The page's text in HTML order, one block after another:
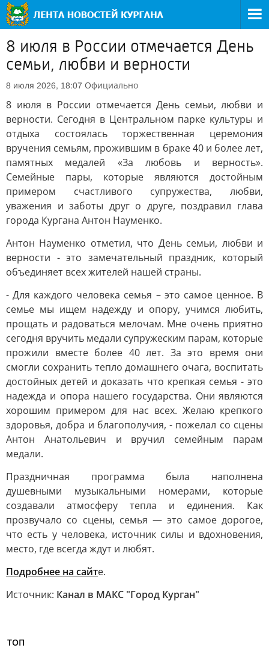
8 июля в России отмечается День
семьи, любви и верности
8 июля 2026, 18:07 Официально
8 июля в России отмечается День семьи, любви и
верности. Сегодня в Центральном парке культуры и
отдыха состоялась торжественная церемония
вручения семьям, прожившим в браке 40 и более лет,
памятных медалей «За любовь и верность».
Семейные пары, которые являются достойным
примером счастливого супружества, любви,
уважения и заботы друг о друге, поздравил глава
города Кургана Антон Науменко.
Антон Науменко отметил, что День семьи, любви и
верности - это замечательный праздник, который
объединяет всех жителей нашей страны.
- Для каждого человека семья – это самое ценное. В
семье мы ищем надежду и опору, учимся любить,
прощать и радоваться мелочам. Мне очень приятно
сегодня вручить медали супружеским парам, которые
прожили вместе более 40 лет. За это время они
смогли сохранить тепло домашнего очага, воспитать
достойных детей и доказать что крепкая семья - это
надежда и опора нашего государства. Они являются
хорошим примером для нас всех. Желаю крепкого
здоровья, добра и благополучия, - пожелал со сцены
Антон Анатольевич и вручил семейным парам
медали.
Праздничная программа была наполнена
душевными музыкальными номерами, которые
создавали атмосферу тепла и единения. Как
прозвучало со сцены, семья — это самое дорогое,
что есть у человека, источник силы и вдохновения,
место, где всегда ждут и любят.
Подробнее на сайте.
Источник: Канал в МАКС "Город Курган"
ТОП